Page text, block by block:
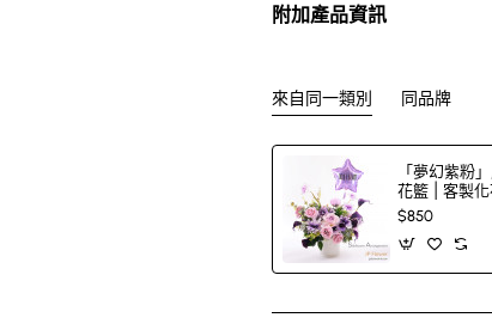
附加產品資訊
來自同一類別 同品牌
「夢幻紫粉
花籃 | 客製
$850